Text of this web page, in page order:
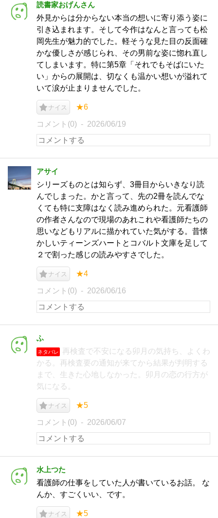
読書家おげんさん
外見からは分からない本当の想いに寄り添う姿に
引き込まれます。そして今作はなんと言っても松
岡先生が魅力的でした。軽そうな見た目の反面確
かな優しさが感じられ、その男前な姿に惚れ直し
てしまいます。特に第5章「それでもそばにいた
い」からの展開は、切なくも温かい想いが溢れて
いて涙が止まりませんでした。
ナイス ★6
コメント(0) 2026/06/19
アサイ
シリーズものとは知らず、3冊目からいきなり読
んでしまった。かと言って、先の2冊を読んでな
くても特に支障はなく読み進められた。元看護師
の作者さんなので現場のあれこれや看護師たちの
思いなどもリアルに描かれていた気がする。昔懐
かしいティーンズハートとコバルト文庫を足して
２で割った感じの読みやすさでした。
ナイス ★4
コメント(0) 2026/06/16
ふ
ネタバレ
再検査で不安になる卯月の気持ち、よくわ
かる。再検査要の通知が来てから結果が判明する
まで、生きた心地しなかった。卯月の恋の行方が
気になる。
ナイス ★5
コメント(0) 2026/06/07
水上つた
看護師の仕事をしていた人が書いているお話。 な
んか、すごくいい、です。
ナイス ★5